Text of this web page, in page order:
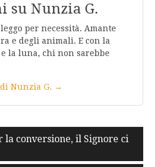
su Nunzia G.
per necessità. Amante
e degli animali. E con la
la luna, chi non sarebbe
Nunzia G. →
conversione, il Signore ci